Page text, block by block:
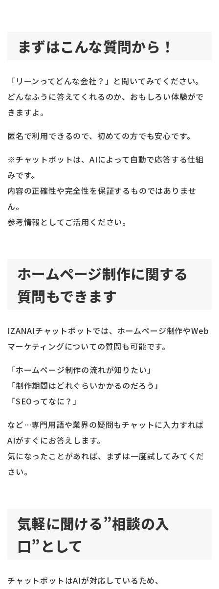
まずはこんな質問から！
「リーンってどんな会社？」と聞いてみてください。
どんなふうに答えてくれるのか、おもしろい体験がで
きますよ。
匿名で利用できるので、初めての方でも安心です。
※チャットボットは、AIによって自動で応答する仕組
みです。
内容の正確性や完全性を保証するものではありませ
ん。
参考情報としてご活用ください。
ホームページ制作に関する
質問もできます
IZANAIチャットボットでは、ホームページ制作やWeb
マーケティングについての質問も可能です。
「ホームページ制作の流れが知りたい」
「制作期間はどれぐらいかかるのだろう」
「SEOってなに？」
など…専門用語や業界の疑問もチャットに入力すれば
AIがすぐにお答えします。
気になったことがあれば、まずは一度試してみてくだ
さい。
気軽に聞ける”相談の入
口”として
チャットボットはAIが対応しているため、